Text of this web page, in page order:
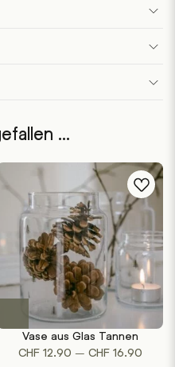
…
Dieses
Produkt
weist
mehrere
Vase aus Glas Tannen
CHF12.90 – CHF16.90